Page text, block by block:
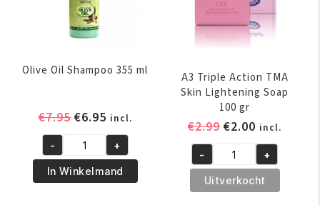
Olive Oil Shampoo 355 ml
€7.95 Oorspronkelijke
was:
€7.95.
€6.95Huidige
prijs
is:
€6.95.
incl.
Olive
Oil
Shampoo
- +
In Winkelmand
A3 Triple Action TMA
Skin Lightening Soap
100 gr
€2.99
was:
€2.99.
€2.00 Huidige
prijs
is:
€2.00.
incl.
A3
Triple
Action
- +
Uitverkocht